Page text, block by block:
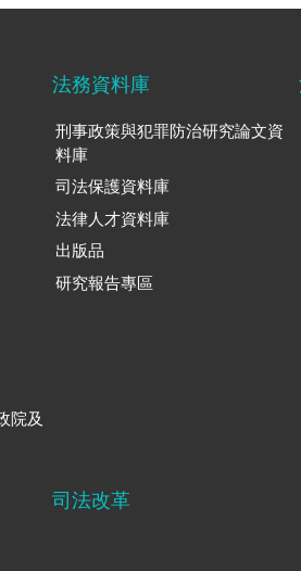
院及
法務資料庫
刑事政策與犯罪防治研究論文資
料庫
司法保護資料庫
法律人才資料庫
出版品
研究報告專區
司法改革